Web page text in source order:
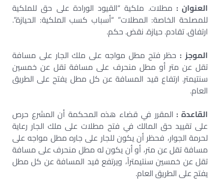
العنوان : مطلات. ملكية “القيود الورادة على حق للملكية
للمصلحة الخاصة: المطلات” “أسباب كسب الملكية: الحيازة”.
ارتفاق. تقادم. حيازة. نقض. حكم.
الموجز :حظر فتح مطل مواجه على ملك الجار على مسافة
تقل عن متر أو مطل منحرف على مسافة تقل عن خمسين
سنتيمتر. ارتفاع قيد المسافة عن كل مطل يفتح على الطريق
العام.
القاعدة :المقرر في قضاء هذه المحكمة أن المشرع حرص
على تقييد حق المالك في فتح مطلات على ملك الجار رعاية
لحرمة الجوار، فحظر أن يكون للجار على جاره مطل مواجه على
مسافة تقل عن متر، أو أن يكون له مطل منحرف على مسافة
تقل عن خمسين سنتيمتراً، ويرتفع قيد المسافة عن كل مطل
يفتح على الطريق العام.